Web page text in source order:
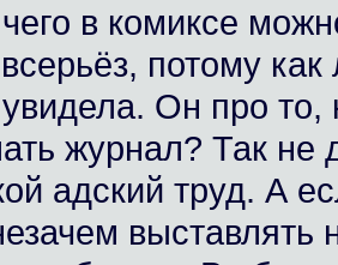
в комиксе
потому
Он про то,
журнал? Так не
адский труд. А
выставлять